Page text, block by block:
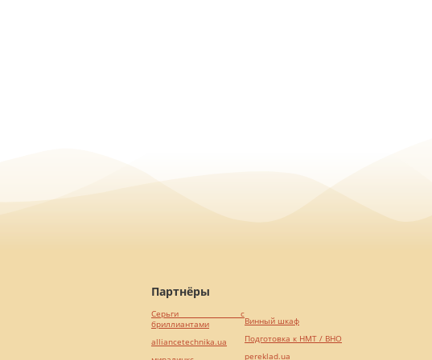
Партнёры
Серьги с
бриллиантами
alliancetechnika.ua
Винный шкаф
Подготовка к НМТ / ВНО
pereklad.ua